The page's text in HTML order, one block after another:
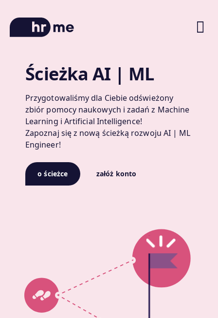
O platformie
Ścieżki kariery
Oferty pracy
Blog
Zniżki na kursy
Ścieżka AI | ML
Przygotowaliśmy dla Ciebie odświeżony
zbiór pomocy naukowych i zadań z Machine
Learning i Artificial Intelligence!
Zapoznaj się z nową ścieżką rozwoju AI | ML
Engineer!
o ścieżce załóż konto